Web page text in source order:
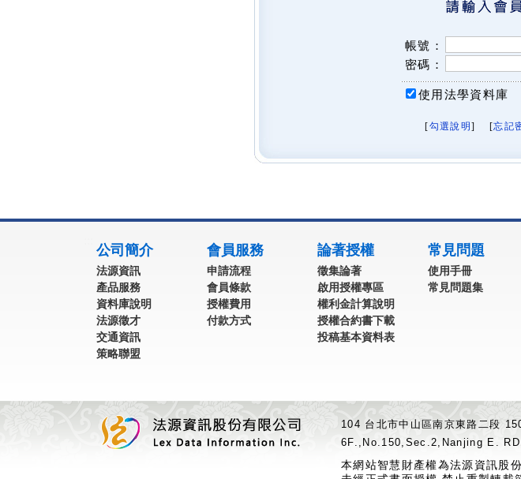
帳號：
密碼：
使用法學資料庫
[勾選說明 ] [忘記
公司簡介
法源資訊
產品服務
資料庫說明
法源徵才
交通資訊
策略聯盟
會員服務
申請流程
會員條款
授權費用
付款方式
論著授權
徵集論著
啟用授權專區
權利金計算說明
授權合約書下載
投稿基本資料表
常見問題
使用手冊
常見問題集
104 台北市中山區南京東路二段
6F.,No.150,Sec.2,Nanjing E.
本網站智慧財產權為法源資訊股